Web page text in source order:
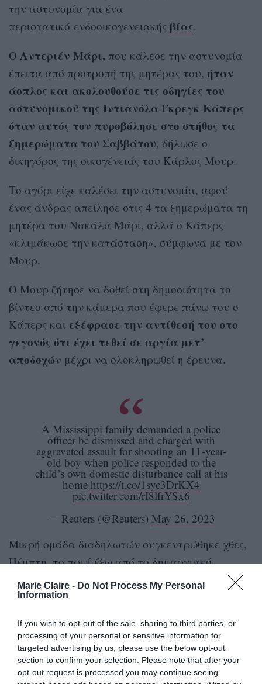
Marie Claire - Do Not Process My Personal
Information
If you wish to opt-out of the sale, sharing to third parties, or
processing of your personal or sensitive information for
targeted advertising by us, please use the below opt-out
section to confirm your selection. Please note that after your
opt-out request is processed you may continue seeing
την αστυνομία για ένα
περιστατικό ενδοοικογενειακής βίας.
Ο Αντεριέν Μάρι, που κάλεσε την αστυνομία
έπειτα από προτροπή της μητέρας του, ήταν
άοπλος και ακολουθούσε τις οδηγίες του
αστυνομικού της Ιντιανόλα Γκρεγκ Κάπερς
όταν αυτός τον πυροβόλησε στο στήθος τα
ξημερώματα του Σαββάτου, δήλωσε ο
δικηγόρος της οικογένειάς του Κάρλος Μουρ.
Το αγόρι είχε καλέσει την αστυνομία, αφού
ένας άνδρας απείλησε στις 4 τα ξημερώματα τη
μητέρα του Νακάλα Μάρι, αλλά ο Κάπερς
«κλιμάκωσε την κατάσταση», σύμφωνα με τον
Μουρ.
Ο Μουρ ζήτησε να δοθεί στη δημοσιότητα το
βίντεο από την κάμερα που έφερε πάνω του ο
Κάπερς και εξέφρασε την αντίθεσή του στο
γεγονός ότι έχει τεθεί σε αργία μετ’
αποδοχών μέχρι να ολοκληρωθεί η έρευνα.
A Mississippi family demanded a police
officer be dismissed and charged with
aggravated assault for shooting an 11-year-
old boy when police responded to the
child’s own domestic disturbance call at his
home https://t.co/1syc3DrKX4
pic.twitter.com/rI8lfrYSx6
— Reuters (@Reuters) May 26, 2023
Μικρή ομάδα διαδηλωτών συγκεντρώθηκε χθες,
Πέμπτη, το πρωί έξω από το δημαρχιακό
μέγαρο, όπου η οικογένεια του αγοριού
συναντήθηκε με τοπικούς αξιωματούχους.
«Ζητάμε δικαιοσύνη. Ένα 11χρονο μαύρο αγόρι
στην Ιντιανόλα παρά λίγο να χάσει τη ζωή
του», κατήγγειλε ο Μουρ. «Δεν έκανε τίποτα
λάθος και όλα σωστά».